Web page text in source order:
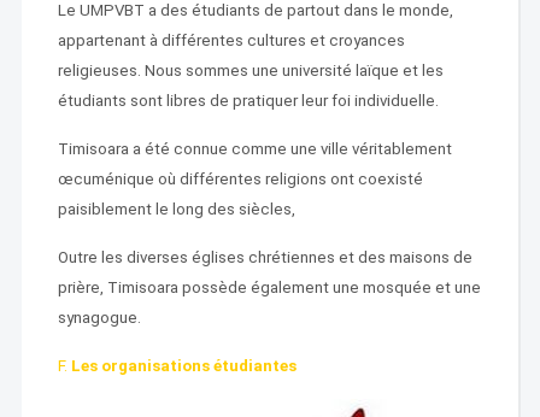
Le UMPVBT a des étudiants de partout dans le monde,
appartenant à différentes cultures et croyances
religieuses. Nous sommes une université laïque et les
étudiants sont libres de pratiquer leur foi individuelle.
Timisoara a été connue comme une ville véritablement
œcuménique où différentes religions ont coexisté
paisiblement le long des siècles,
Outre les diverses églises chrétiennes et des maisons de
prière, Timisoara possède également une mosquée et une
synagogue.
F. Les organisations étudiantes